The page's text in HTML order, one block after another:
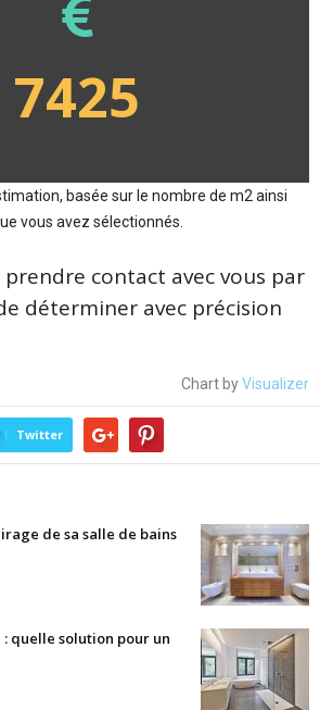
7425
basée sur le nombre de m2 ainsi
vous avez sélectionnés.
prendre contact avec vous par
déterminer avec précision
Chart byVisualizer
Twitter
de sa salle de bains
quelle solution pour un